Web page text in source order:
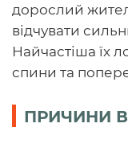
дорослий
відчувати
Найчастіша їх
спини та
ПРИЧИНИ